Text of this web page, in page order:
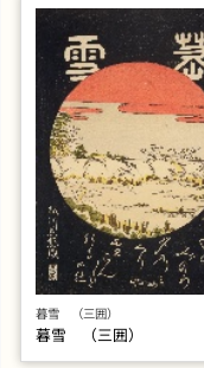
暮雪 （三囲）
暮雪 （三囲）